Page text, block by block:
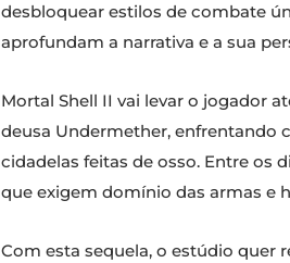
desbloquear estilos de combate
aprofundam a narrativa e a sua
Mortal Shell II vai levar o jogador
deusa Undermether, enfrentando
cidadelas feitas de osso. Entre os
que exigem domínio das armas e
Com esta sequela, o estúdio quer